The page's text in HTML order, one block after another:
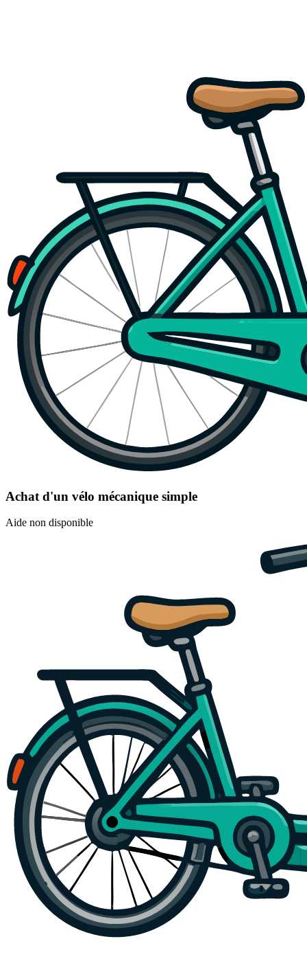
Achat d'un vélo mécanique simple
Aide non disponible